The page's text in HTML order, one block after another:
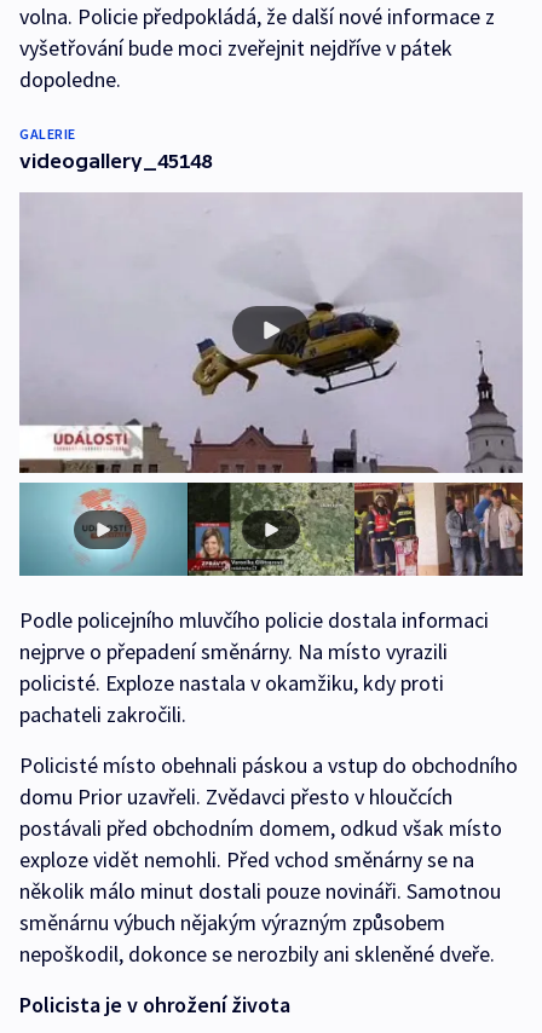
volna. Policie předpokládá, že další nové informace z
vyšetřování bude moci zveřejnit nejdříve v pátek
dopoledne.
GALERIE
videogallery_45148
Podle policejního mluvčího policie dostala informaci
nejprve o přepadení směnárny. Na místo vyrazili
policisté. Exploze nastala v okamžiku, kdy proti
pachateli zakročili.
Policisté místo obehnali páskou a vstup do obchodního
domu Prior uzavřeli. Zvědavci přesto v hloučcích
postávali před obchodním domem, odkud však místo
exploze vidět nemohli. Před vchod směnárny se na
několik málo minut dostali pouze novináři. Samotnou
směnárnu výbuch nějakým výrazným způsobem
nepoškodil, dokonce se nerozbily ani skleněné dveře.
Policista je v ohrožení života